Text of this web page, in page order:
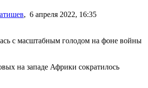
, 6 апреля 2022, 16:35
на западе Африки сократилось